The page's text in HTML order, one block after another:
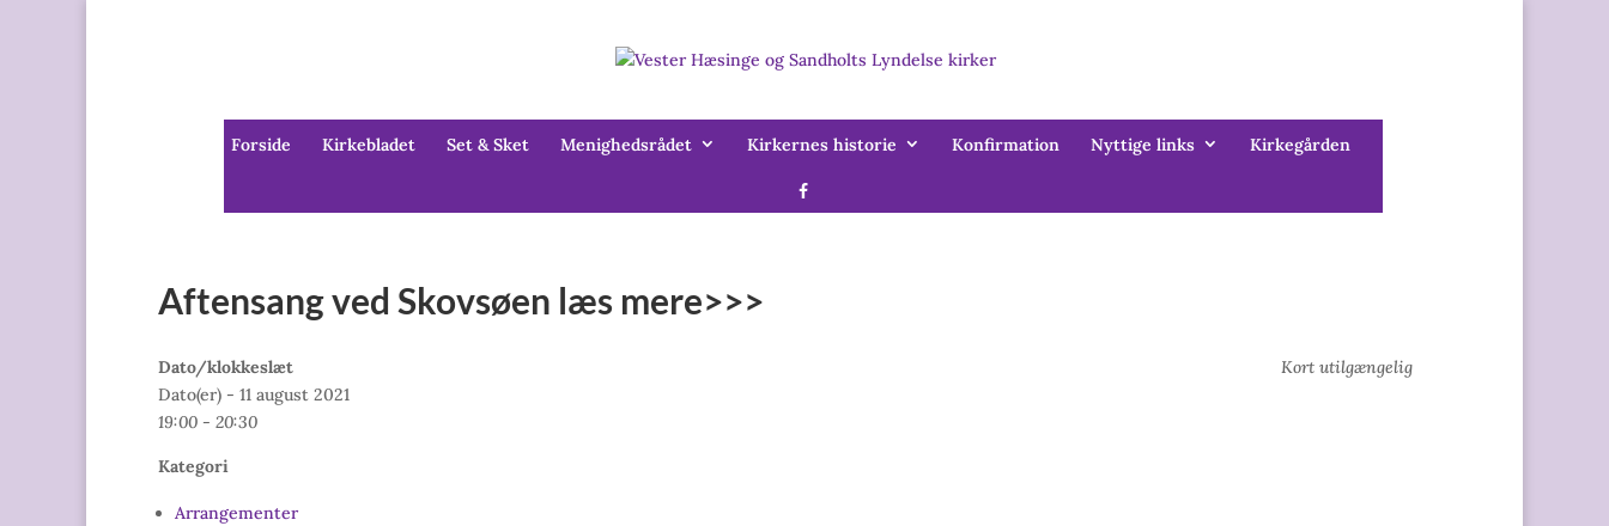
Forside Kirkebladet Set & Sket Menighedsrådet Kirkernes historie Konfirmation Nyttige links Kirkegården
Aftensang ved Skovsøen læs mere>>>
Kort utilgængelig
Dato/klokkeslæt
Dato(er) - 11 august 2021
19:00 - 20:30
Kategori
Arrangementer